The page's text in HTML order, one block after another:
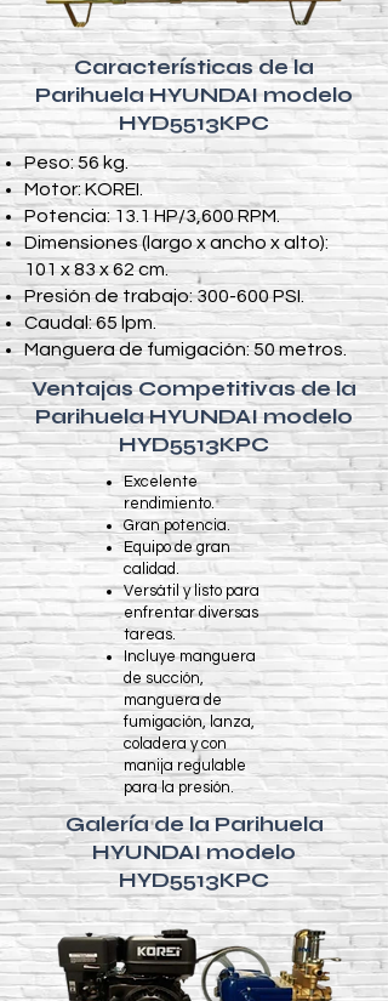
Características de la
Parihuela HYUNDAI modelo
HYD5513KPC
Peso: 56 kg.
Motor: KOREI.
Potencia: 13.1 HP/3,600 RPM.
Dimensiones (largo x ancho x alto):
101 x 83 x 62 cm.
Presión de trabajo: 300-600 PSI.
Caudal: 65 lpm.
Manguera de fumigación: 50 metros.
Ventajas Competitivas de la
Parihuela HYUNDAI modelo
HYD5513KPC
​Excelente
rendimiento.
Gran potencia.
Equipo de gran
calidad.
Versátil y listo para
enfrentar diversas
tareas.
Incluye manguera
de succión,
manguera de
fumigación, lanza,
coladera y con
manija regulable
para la presión.
Galería de la Parihuela
HYUNDAI modelo
HYD5513KPC